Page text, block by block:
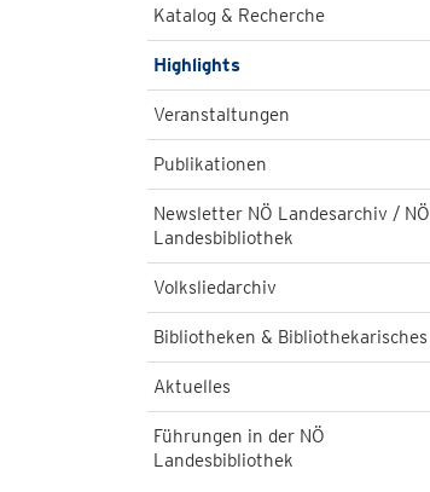
Katalog & Recherche
Highlights
Veranstaltungen
Publikationen
Newsletter NÖ Landesarchiv / NÖ
Landesbibliothek
Volksliedarchiv
Bibliotheken & Bibliothekarisches
Aktuelles
Führungen in der NÖ
Landesbibliothek